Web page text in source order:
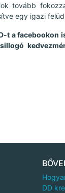
tovább
egy igazi
t a facebookon
DD